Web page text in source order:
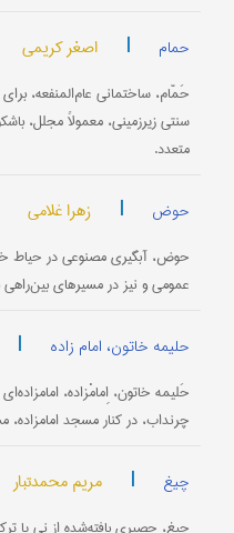
حمام | اصغر کریمی
حَمّام، ساختمانی عام‌المنفعه،
سنتی زیرزمینی، معمولاً مجلل،
متعدد.
حوض | زهرا غلامی
حوض، آبگیری مصنوعی در حیاط
عمومی و نیز در مسیرهای بین‌راهی
حلیمه خاتون، امام زاده |
حَلیمه خاتون، اِمامْزاده‌،
چرنداب، در کنار مسجد امامزاده،
چیغ | مریم محمدتبار
چیغ، حصیری بافته‌شده از نی یا